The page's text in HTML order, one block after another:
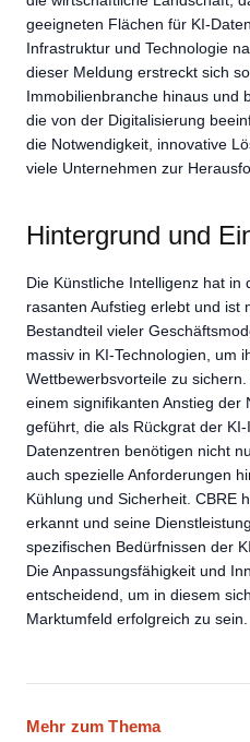
geeigneten Flächen für KI-
Infrastruktur und Technologie
dieser Meldung erstreckt sich
Immobilienbranche hinaus und
die von der Digitalisierung
die Notwendigkeit, innovative
viele Unternehmen zur
Hintergrund und
Die Künstliche Intelligenz hat in
rasanten Aufstieg erlebt und ist
Bestandteil vieler
massiv in KI-Technologien, um
Wettbewerbsvorteile zu
einem signifikanten Anstieg der
geführt, die als Rückgrat der
Datenzentren benötigen nicht
auch spezielle Anforderungen
Kühlung und Sicherheit. CBRE
erkannt und seine
spezifischen Bedürfnissen der
Die Anpassungsfähigkeit und
entscheidend, um in diesem
Marktumfeld erfolgreich zu sein.
Mehr zum Thema